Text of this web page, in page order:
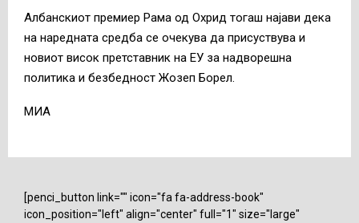
Албанскиот премиер Рама од Охрид тогаш најави дека
на наредната средба се очекува да присуствува и
новиот висок претставник на ЕУ за надворешна
политика и безбедност Жозеп Борел.
МИА
[penci_button link="" icon="fa fa-address-book"
icon_position="left" align="center" full="1" size="large"